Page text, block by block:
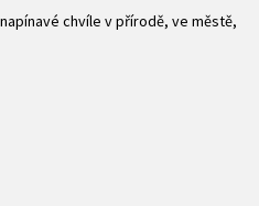
chvíle v přírodě, ve městě,